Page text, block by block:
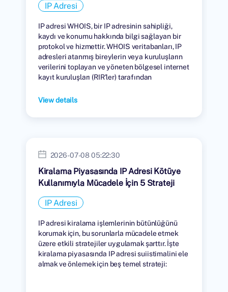
IP Adresi
IP adresi WHOIS, bir IP adresinin sahipliği,
kaydı ve konumu hakkında bilgi sağlayan bir
protokol ve hizmettir. WHOIS veritabanları, IP
adresleri atanmış bireylerin veya kuruluşların
verilerini toplayan ve yöneten bölgesel internet
kayıt kuruluşları (RIR'ler) tarafından
View details
2026-07-08 05:22:30
Kiralama Piyasasında IP Adresi Kötüye
Kullanımıyla Mücadele İçin 5 Strateji
IP Adresi
IP adresi kiralama işlemlerinin bütünlüğünü
korumak için, bu sorunlarla mücadele etmek
üzere etkili stratejiler uygulamak şarttır. İşte
kiralama piyasasında IP adresi suiistimalini ele
almak ve önlemek için beş temel strateji: